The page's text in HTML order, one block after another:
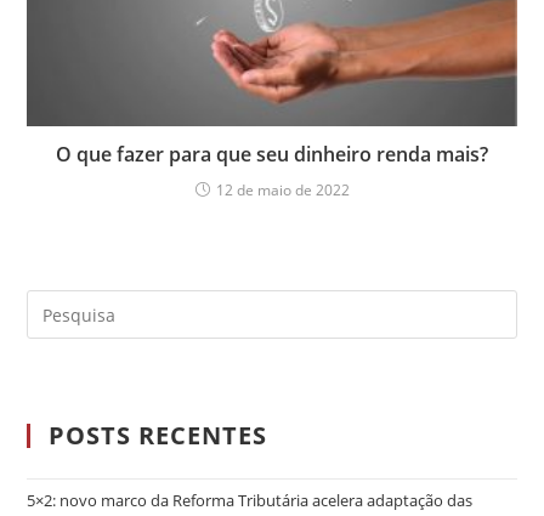
O que fazer para que seu dinheiro renda mais?
12 de maio de 2022
POSTS RECENTES
5×2: novo marco da Reforma Tributária acelera adaptação das